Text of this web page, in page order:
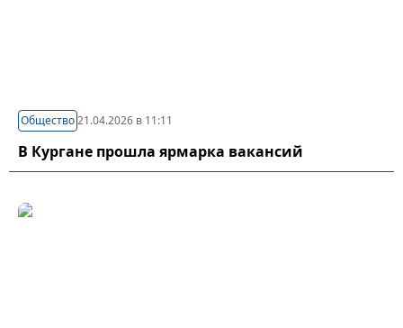
Общество21.04.2026 в 11:11
В Кургане прошла ярмарка вакансий